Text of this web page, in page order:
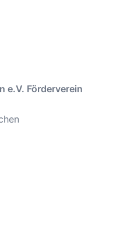
e.V. Förderverein